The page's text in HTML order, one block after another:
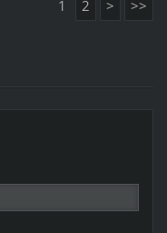
1 2 > >>